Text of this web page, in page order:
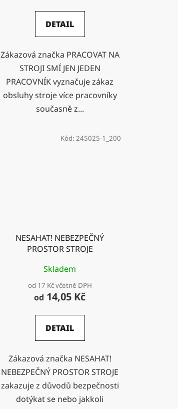
DETAIL
Zákazová značka PRACOVAT NA
STROJI SMÍ JEN JEDEN
PRACOVNÍK vyznačuje zákaz
obsluhy stroje více pracovníky
současně z...
NESAHAT! NEBEZPEČNÝ
PROSTOR STROJE
Skladem
od 17 Kč včetně DPH
od 14,05 Kč
DETAIL
Zákazová značka NESAHAT!
NEBEZPEČNÝ PROSTOR STROJE
zakazuje z důvodů bezpečnosti
dotýkat se nebo jakkoli
Kód: 245025-1_200